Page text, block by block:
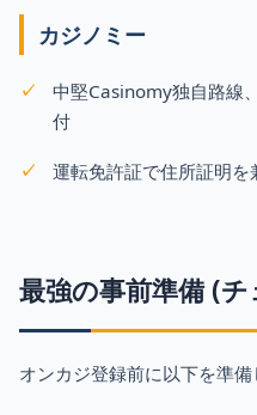
カジノミー
中堅Casinomy独自路線
付
運転免許証で住所証明
最強の事前準備 (
オンカジ登録前に以下を準